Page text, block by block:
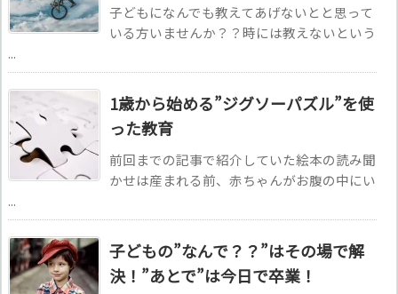
子どもになんでも教えてあげないとと思って
いる方いませんか？？時には教えないという
...
1歳から始める”ジグソーパズル”を使
った教育
前回までの記事で紹介していた絵本の読み聞
かせは産まれる前、赤ちゃんがお腹の中にい
...
子どもの”なんで？？”はその場で解
決！”あとで”は今日で卒業！